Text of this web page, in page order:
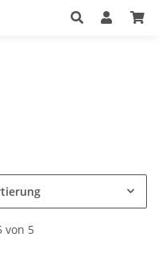
von 5